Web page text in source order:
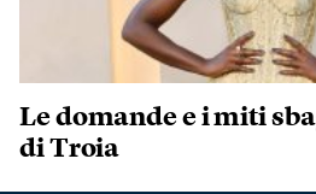
Le domande e i miti
di Troia